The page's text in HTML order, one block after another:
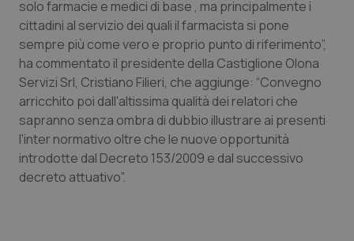
Puglia
Sardegna
Sicilia
Toscana
Umbria
Malattie rare
Malattia di Crohn & Rettocolite Ulcerosa
Neuroscienze & patologie neurodegenerative
Obesità
Oftalmologia
solo farmacie e medici di base , ma principalmente i
cittadini al servizio dei quali il farmacista si pone
sempre più come vero e proprio punto di riferimento”,
ha commentato il presidente della Castiglione Olona
Servizi Srl, Cristiano Filieri, che aggiunge: “Convegno
arricchito poi dall'altissima qualità dei relatori che
sapranno senza ombra di dubbio illustrare ai presenti
l'inter normativo oltre che le nuove opportunità
introdotte dal Decreto 153/2009 e dal successivo
decreto attuativo”.